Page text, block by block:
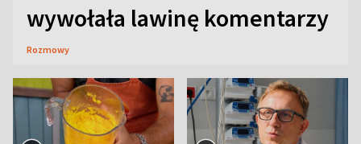
wywołała lawinę komentarzy
Rozmowy